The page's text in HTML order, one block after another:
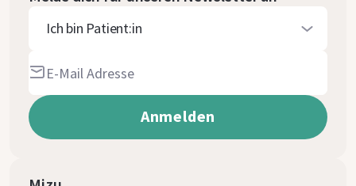
Ich bin Patient:in